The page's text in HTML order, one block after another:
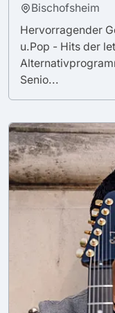
Bischofsheim
Hervorragender
u.Pop - Hits der
Senio...